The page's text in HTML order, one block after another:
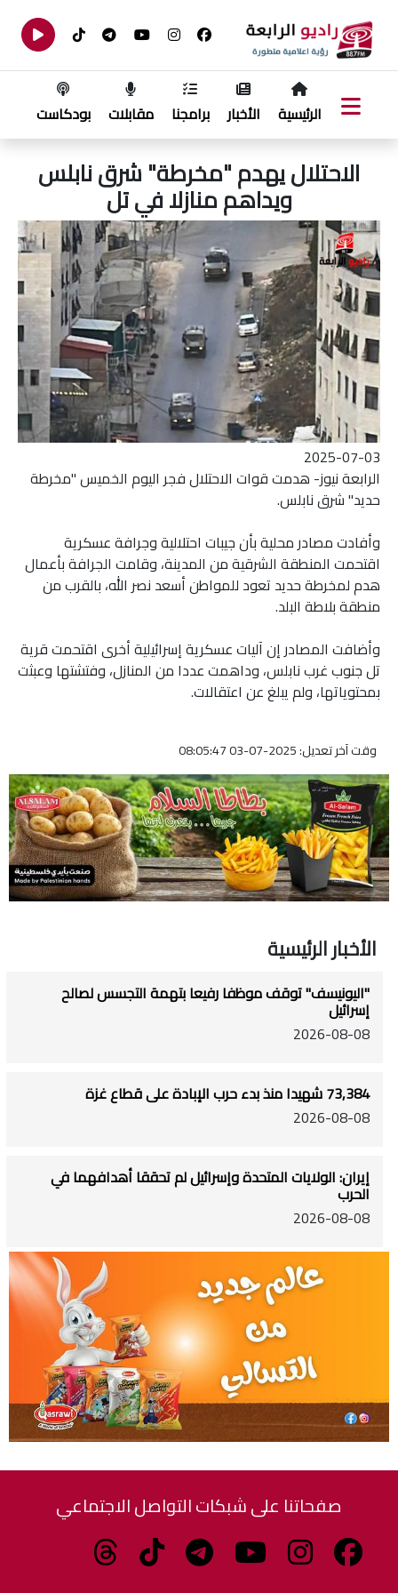
الرئيسية الأخبار برامجنا مقابلات بودكاست
الاحتلال يهدم "مخرطة" شرق نابلس
ويداهم منازلا في تل
2025-07-03
الرابعة نيوز- هدمت قوات الاحتلال فجر اليوم الخميس "مخرطة
حديد" شرق نابلس.
وأفادت مصادر محلية بأن جيبات احتلالية وجرافة عسكرية
اقتحمت المنطقة الشرقية من المدينة، وقامت الجرافة بأعمال
هدم لمخرطة حديد تعود للمواطن أسعد نصر الله، بالقرب من
منطقة بلاطة البلد.
وأضافت المصادر إن آليات عسكرية إسرائيلية أخرى اقتحمت قرية
تل جنوب غرب نابلس، وداهمت عددا من المنازل، وفتشتها وعبثت
بمحتوياتها، ولم يبلغ عن اعتقالات.
وقت آخر تعديل: 2025-07-03 08:05:47
الأخبار الرئيسية
"اليونيسف" توقف موظفا رفيعا بتهمة التجسس لصالح
إسرائيل
2026-08-08
73,384 شهيدا منذ بدء حرب الإبادة على قطاع غزة
2026-08-08
إيران: الولايات المتحدة وإسرائيل لم تحققا أهدافهما في
الحرب
2026-08-08
صفحاتنا على شبكات التواصل الاجتماعي